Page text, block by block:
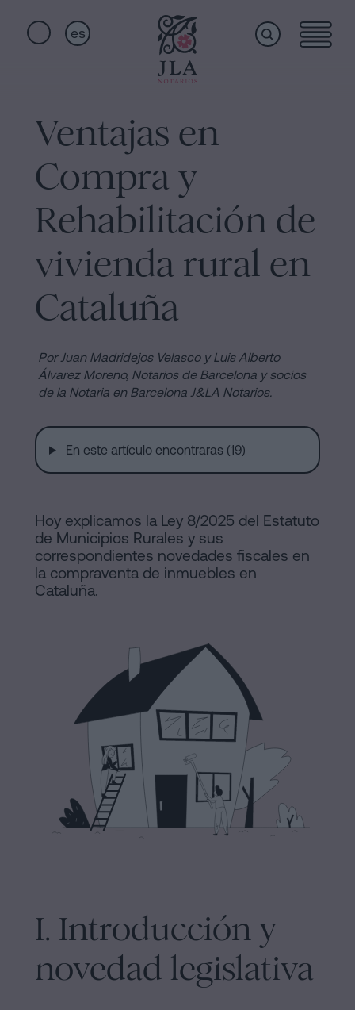
es
Servicios
Quiénes
somos
Instalaciones
Notaría
online
Contactar
Manifiesto
Enlaces
Notariales
rápidos
Jura
de
Nacionalidad
Notaría
Herencias
Barcelona
de
Compraventa
en
Barcelona
Hipotecas
pareja
de
hecho
en
Mercantil
Tramitar
herencia
en
puede
firmar
hipoteca
sin
Ventajas en
Compra y
Rehabilitación de
vivienda rural en
Cataluña
Por Juan Madridejos Velasco y Luis Alberto
Álvarez Moreno, Notarios de Barcelona y socios
de la Notaria en Barcelona J&LA Notarios.
En este artículo encontraras (19)
Hoy explicamos la Ley 8/2025 del Estatuto
de Municipios Rurales y sus
correspondientes novedades fiscales en
la compraventa de inmuebles en
Cataluña.
I. Introducción y
novedad legislativa